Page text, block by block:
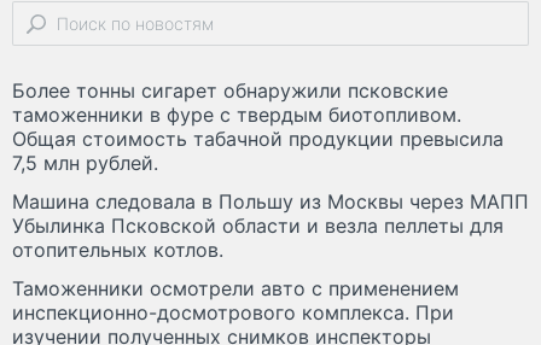
Более тонны сигарет обнаружили псковские
таможенники в фуре с твердым биотопливом.
Общая стоимость табачной продукции превысила
7,5 млн рублей.
Машина следовала в Польшу из Москвы через МАПП
Убылинка Псковской области и везла пеллеты для
отопительных котлов.
Таможенники осмотрели авто с применением
инспекционно-досмотрового комплекса. При
изучении полученных снимков инспекторы